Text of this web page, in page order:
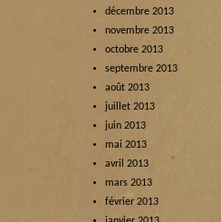
décembre 2013
novembre 2013
octobre 2013
septembre 2013
août 2013
juillet 2013
juin 2013
mai 2013
avril 2013
mars 2013
février 2013